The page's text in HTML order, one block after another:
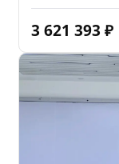
3 621 393 ₽